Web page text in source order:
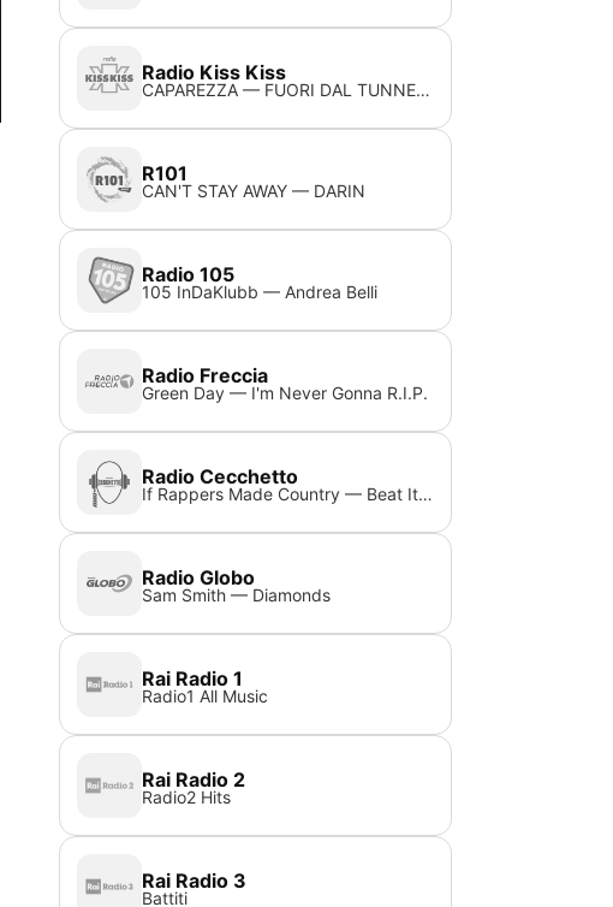
Radio Kiss Kiss
CAPAREZZA — FUORI DAL TUNNEL (DEL DIVERTIMENTO)
R101
CAN'T STAY AWAY — DARIN
Radio 105
105 InDaKlubb — Andrea Belli
Radio Freccia
Green Day — I'm Never Gonna R.I.P.
Radio Cecchetto
If Rappers Made Country — Beat It (Vintage Country)
Radio Globo
Sam Smith — Diamonds
Rai Radio 1
Radio1 All Music
Rai Radio 2
Radio2 Hits
Rai Radio 3
Battiti